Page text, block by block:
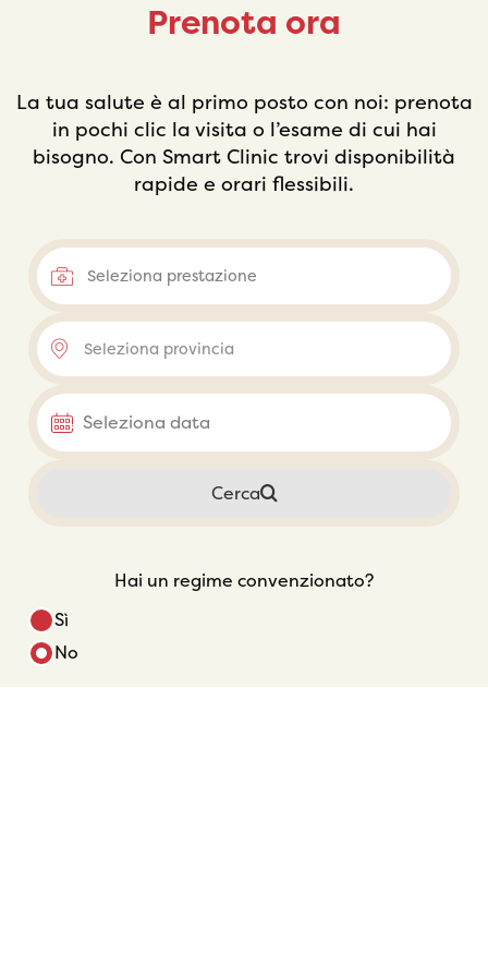
Prenota ora
La tua salute è al primo posto con noi: prenota
in pochi clic la visita o l’esame di cui hai
bisogno. Con Smart Clinic trovi disponibilità
rapide e orari flessibili.
Seleziona prestazione
Seleziona provincia
Cerca
Hai un regime convenzionato?
Sì
No